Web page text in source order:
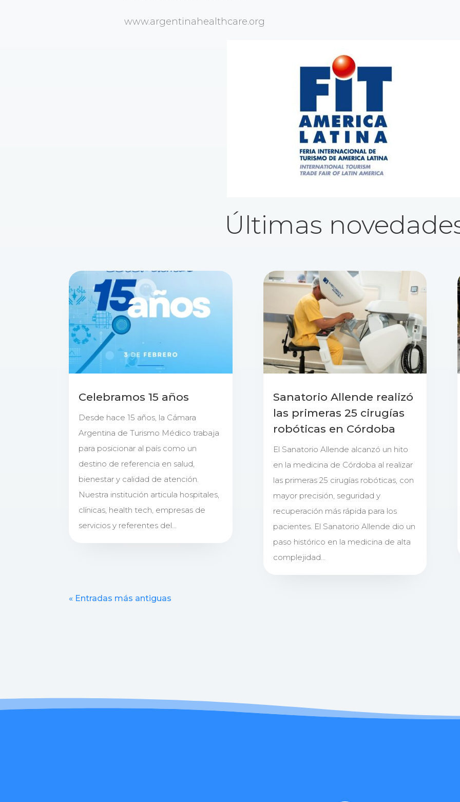
www.argentinahealthcare.org
Últimas
Celebramos 15 años
Desde hace 15 años, la Cámara
Argentina de Turismo Médico trabaja
para posicionar al país como un
destino de referencia en salud,
bienestar y calidad de atención.
Nuestra institución articula hospitales,
clínicas, health tech, empresas de
servicios y referentes del...
Sanatorio Allende realizó
las primeras 25 cirugías
robóticas en Córdoba
El Sanatorio Allende alcanzó un hito
en la medicina de Córdoba al realizar
las primeras 25 cirugías robóticas, con
mayor precisión, seguridad y
recuperación más rápida para los
pacientes. El Sanatorio Allende dio un
paso histórico en la medicina de alta
complejidad...
« Entradas más antiguas